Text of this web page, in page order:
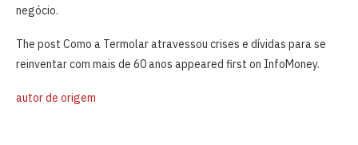
negócio.
The post Como a Termolar atravessou crises e dívidas para se
reinventar com mais de 60 anos appeared first on InfoMoney.
autor de origem